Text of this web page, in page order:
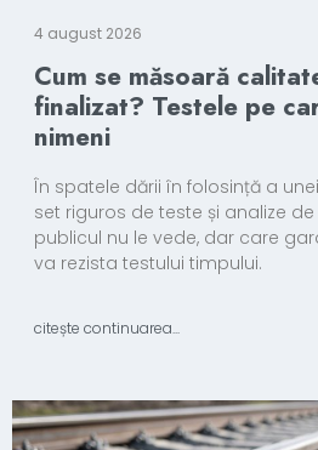
4 august 2026
Cum se măsoară
finalizat? Testele pe
nimeni
În spatele dării în folosință a
set riguros de teste și analize
publicul nu le vede, dar care
va rezista testului timpului.
citește continuarea...